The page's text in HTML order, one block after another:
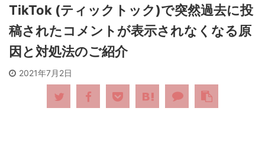
TikTok (ティックトック)で突然過去に投
稿されたコメントが表示されなくなる原
因と対処法のご紹介
2021年7月2日